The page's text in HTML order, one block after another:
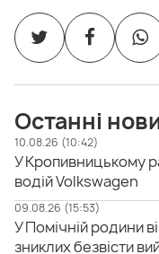
Останні
10.08.26 (10:42)
У Кропивницькому
водій Volkswagen
09.08.26 (15:53)
У Помічній родини
зниклих безвісти